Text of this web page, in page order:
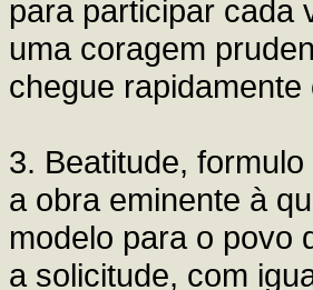
para participar cada
uma coragem
chegue
3. Beatitude,
a obra eminente à
modelo para o povo
a solicitude, com